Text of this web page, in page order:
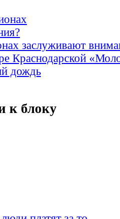
заслуживают
Краснодарской
дождь
к блоку